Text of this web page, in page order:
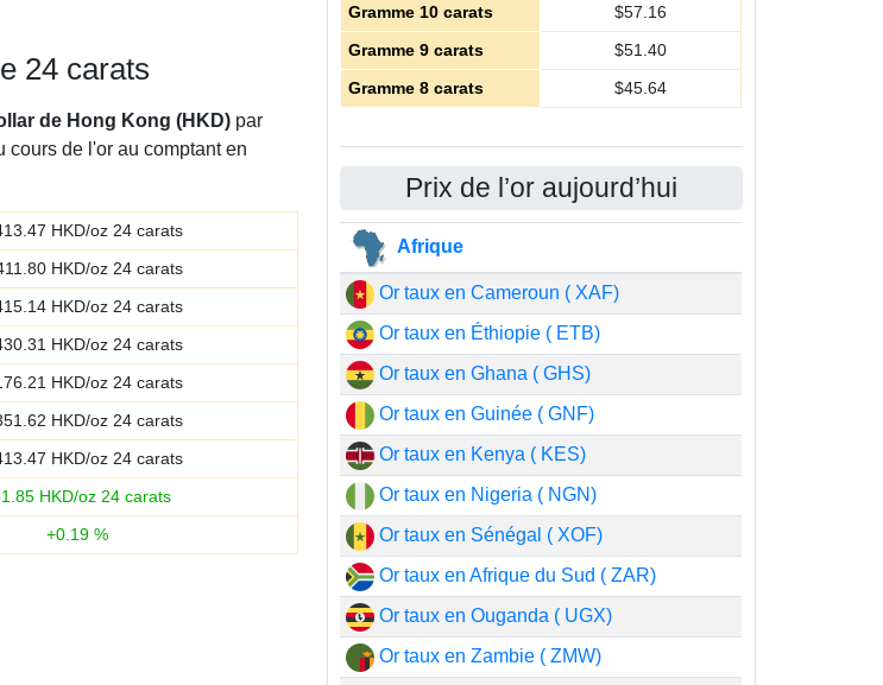
24 carats
de Hong Kong (HKD) par
cours de l'or au comptant en
HKD/oz 24 carats
HKD/oz 24 carats
HKD/oz 24 carats
HKD/oz 24 carats
HKD/oz 24 carats
HKD/oz 24 carats
HKD/oz 24 carats
HKD/oz 24 carats
+0.19%
Gramme 10 carats
$57.16
Gramme 9 carats
$51.40
Gramme 8 carats
$45.64
Prix de l’or aujourd’hui
Afrique
Or taux en Cameroun ( XAF)
Or taux en Éthiopie ( ETB)
Or taux en Ghana ( GHS)
Or taux en Guinée ( GNF)
Or taux en Kenya ( KES)
Or taux en Nigeria ( NGN)
Or taux en Sénégal ( XOF)
Or taux en Afrique du Sud ( ZAR)
Or taux en Ouganda ( UGX)
Or taux en Zambie ( ZMW)